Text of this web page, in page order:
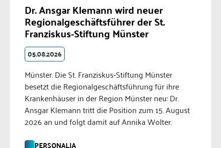
Dr. Ansgar Klemann wird neuer
Regionalgeschäftsführer der St.
Franziskus-Stiftung Münster
05.08.2026
Münster. Die St. Franziskus-Stiftung Münster
besetzt die Regionalgeschäftsführung für ihre
Krankenhäuser in der Region Münster neu: Dr.
Ansgar Klemann tritt die Position zum 15. August
2026 an und folgt damit auf Annika Wolter.
PERSONALIA